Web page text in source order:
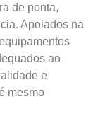
de ponta,
Apoiados na
ao
e
mesmo